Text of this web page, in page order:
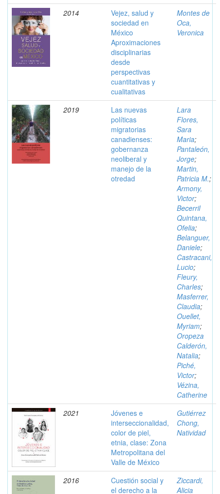
2014
Vejez, salud y
sociedad en
México
Aproximaciones
disciplinarias
desde
perspectivas
cuantitativas y
cualitativas
Montes de
Oca,
Veronica
2019
Las nuevas
políticas
migratorias
canadienses:
gobernanza
neoliberal y
manejo de la
otredad
Lara
Flores,
Sara
Maria;
Pantaleón,
Jorge;
Martin,
Patricia M.;
Armony,
Victor;
Becerril
Quintana,
Ofelia;
Belanguer,
Daniele;
Castracani,
Lucio;
Fleury,
Charles;
Masferrer,
Claudia;
Ouellet,
Myriam;
Oropeza
Calderón,
Natalia;
Piché,
Victor;
Vézina,
Catherine
2021
Jóvenes e
interseccionalidad,
color de piel,
etnia, clase: Zona
Metropolitana del
Valle de México
Gutiérrez
Chong,
Natividad
2016
Cuestión social y
el derecho a la
Ziccardi,
Alicia